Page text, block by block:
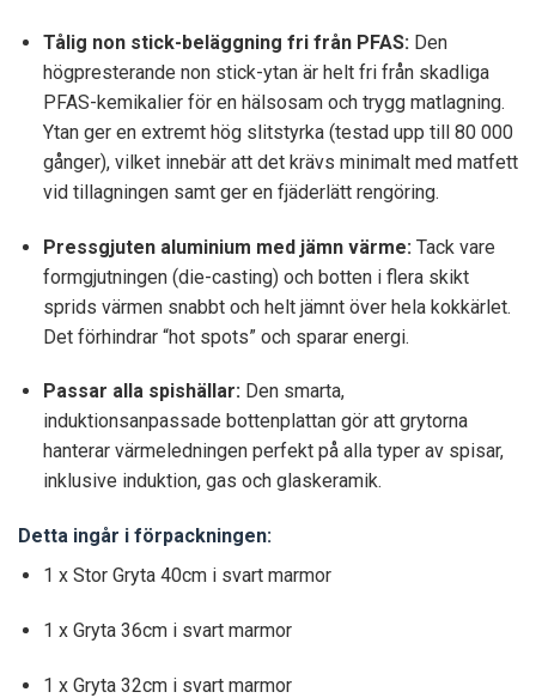
Tålig non stick-beläggning fri från PFAS:Den
högpresterande non stick-ytan är helt fri från skadliga
PFAS-kemikalier för en hälsosam och trygg matlagning.
Ytan ger en extremt hög slitstyrka (testad upp till 80 000
gånger), vilket innebär att det krävs minimalt med matfett
vid tillagningen samt ger en fjäderlätt rengöring.
Pressgjuten aluminium med jämn värme: Tack vare
formgjutningen (die-casting) och botten i flera skikt
sprids värmen snabbt och helt jämnt över hela kokkärlet.
Det förhindrar “hot spots” och sparar energi.
Passar alla spishällar:Den smarta,
induktionsanpassade bottenplattan gör att grytorna
hanterar värmeledningen perfekt på alla typer av spisar,
inklusive induktion, gas och glaskeramik.
Detta ingår i förpackningen:
1 x Stor Gryta 40cm i svart marmor
1 x Gryta 36cm i svart marmor
1 x Gryta 32cm i svart marmor